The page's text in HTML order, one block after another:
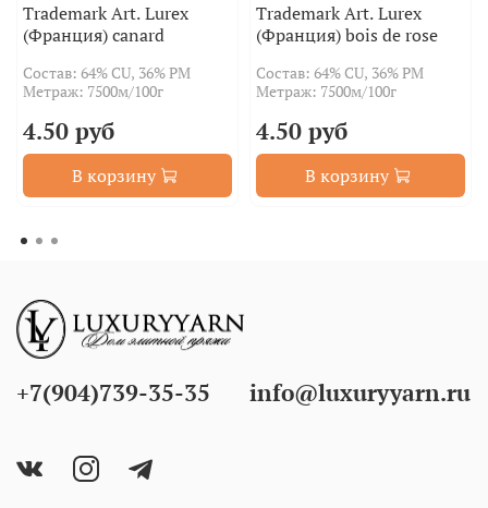
Trademark Art. Lurex
(Франция) canard
Состав: 64% CU, 36% РM
Метраж: 7500м/100г
4.50 руб
В корзину
Trademark Art. Lurex
(Франция) bois de rose
Состав: 64% CU, 36% РM
Метраж: 7500м/100г
4.50 руб
В корзину
+7(904)739-35-35 info@luxuryyarn.ru